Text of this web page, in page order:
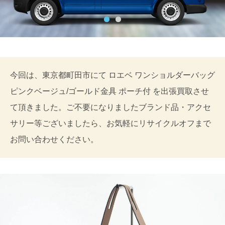
今回は、東京都町田市にて ロエベ ワンショルダーバッグ
ピンクベージュ/ゴールド金具 ポーチ付 を出張買取させ
て頂きました。ご不要になりましたブランド品・アクセ
サリー等ございましたら、お気軽にリサイクルオフまで
お問い合わせください。